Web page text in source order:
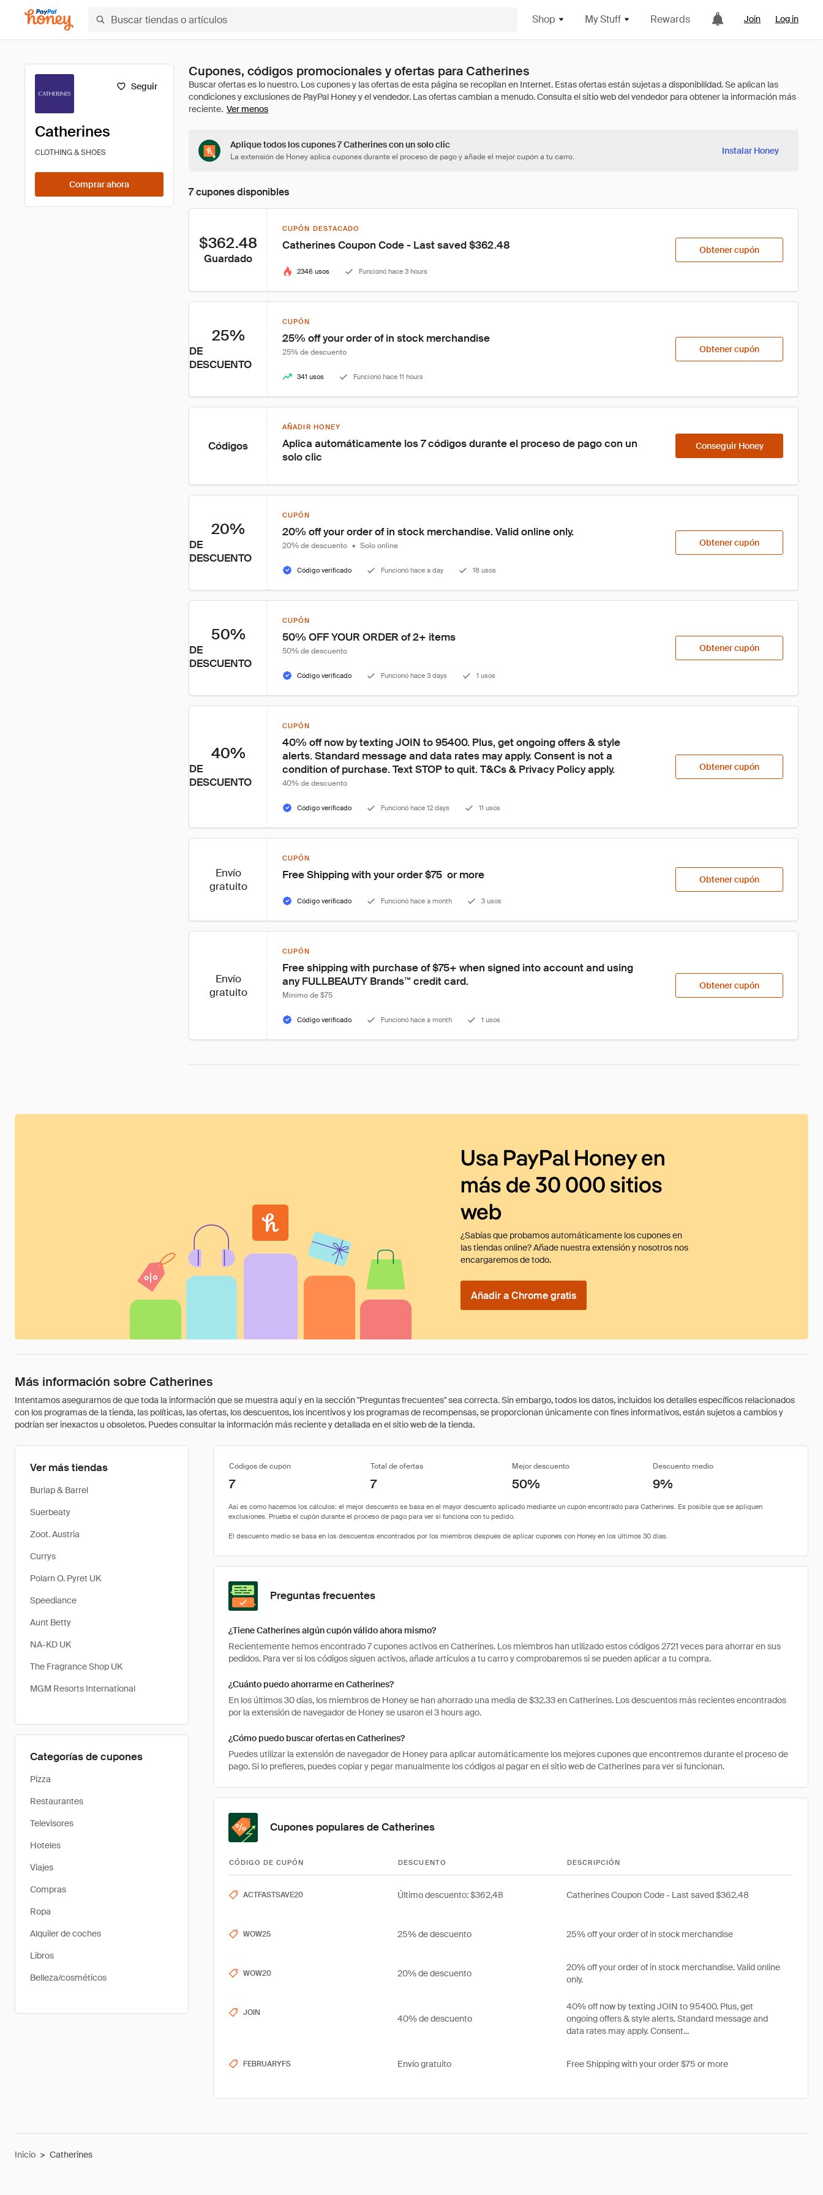
Shop My Stuff Rewards Join Log in
Seguir
Catherines
CLOTHING & SHOES
Comprar ahora
Cupones, códigos promocionales y ofertas para Catherines
Ver menos
Aplique todos los cupones 7 Catherines con un solo clic
La extensión de Honey aplica cupones durante el proceso de pago y añade el mejor cupón a tu carro.
Instalar Honey
7 cupones disponibles
$362.48
Guardado
CUPÓN DESTACADO
Catherines Coupon Code - Last saved $362.48
2346 usos Funcionó hace 3 hours
Obtener cupón
25%
DE
DESCUENTO
CUPÓN
25% off your order of in stock merchandise
25% de descuento
341 usos Funcionó hace 11 hours
Obtener cupón
Códigos
AÑADIR HONEY
Aplica automáticamente los 7 códigos durante el proceso de pago con un
solo clic
Conseguir Honey
20%
DE
DESCUENTO
CUPÓN
20% off your order of in stock merchandise. Valid online only.
20% de descuento • Solo online
Código verificado Funcionó hace a day 18 usos
Obtener cupón
50%
DE
DESCUENTO
CUPÓN
50% OFF YOUR ORDER of 2+ items
50% de descuento
Código verificado Funcionó hace 3 days 1 usos
Obtener cupón
40%
DE
DESCUENTO
CUPÓN
40% off now by texting JOIN to 95400. Plus, get ongoing offers & style
alerts. Standard message and data rates may apply. Consent is not a
condition of purchase. Text STOP to quit. T&Cs & Privacy Policy apply.
40% de descuento
Código verificado Funcionó hace 12 days 11 usos
Obtener cupón
Envío
gratuito
CUPÓN
Free Shipping with your order $75  or more
Código verificado Funcionó hace a month 3 usos
Obtener cupón
Envío
gratuito
CUPÓN
Free shipping with purchase of $75+ when signed into account and using
any FULLBEAUTY Brands™ credit card.
Mínimo de $75
Código verificado Funcionó hace a month 1 usos
Obtener cupón
Usa PayPal Honey en
más de 30 000 sitios
web
¿Sabías que probamos automáticamente los cupones en
las tiendas online? Añade nuestra extensión y nosotros nos
encargaremos de todo.
Añadir a Chrome gratis
Más información sobre Catherines
Intentamos asegurarnos de que toda la información que se muestra aquí y en la sección "Preguntas frecuentes" sea correcta. Sin embargo, todos los datos, incluidos los detalles específicos relacionados
con los programas de la tienda, las políticas, las ofertas, los descuentos, los incentivos y los programas de recompensas, se proporcionan únicamente con fines informativos, están sujetos a cambios y
podrían ser inexactos u obsoletos. Puedes consultar la información más reciente y detallada en el sitio web de la tienda.
Ver más tiendas
Burlap & Barrel
Suerbeaty
Zoot. Austria
Currys
Polarn O. Pyret UK
Speediance
Aunt Betty
NA-KD UK
The Fragrance Shop UK
MGM Resorts International
Categorías de cupones
Pizza
Restaurantes
Televisores
Hoteles
Viajes
Compras
Ropa
Alquiler de coches
Libros
Belleza/cosméticos
Códigos de cupón Total de ofertas Mejor descuento Descuento medio
7 7 50% 9%
Preguntas frecuentes
¿Tiene Catherines algún cupón válido ahora mismo?
Recientemente hemos encontrado 7 cupones activos en Catherines. Los miembros han utilizado estos códigos 2721 veces para ahorrar en sus
pedidos. Para ver si los códigos siguen activos, añade artículos a tu carro y comprobaremos si se pueden aplicar a tu compra.
¿Cuánto puedo ahorrarme en Catherines?
En los últimos 30 días, los miembros de Honey se han ahorrado una media de $32.33 en Catherines. Los descuentos más recientes encontrados
por la extensión de navegador de Honey se usaron el 3 hours ago.
¿Cómo puedo buscar ofertas en Catherines?
Puedes utilizar la extensión de navegador de Honey para aplicar automáticamente los mejores cupones que encontremos durante el proceso de
pago. Si lo prefieres, puedes copiar y pegar manualmente los códigos al pagar en el sitio web de Catherines para ver si funcionan.
Cupones populares de Catherines
CÓDIGO DE CUPÓN DESCUENTO DESCRIPCIÓN
ACTFASTSAVE20 Último descuento: $362,48 Catherines Coupon Code - Last saved $362.48
WOW25 25% de descuento 25% off your order of in stock merchandise
WOW20 20% de descuento
20% off your order of in stock merchandise. Valid online
only.
JOIN
40% de descuento
40% off now by texting JOIN to 95400. Plus, get
ongoing offers & style alerts. Standard message and
data rates may apply. Consent...
FEBRUARYFS Envío gratuito Free Shipping with your order $75 or more
Inicio > Catherines